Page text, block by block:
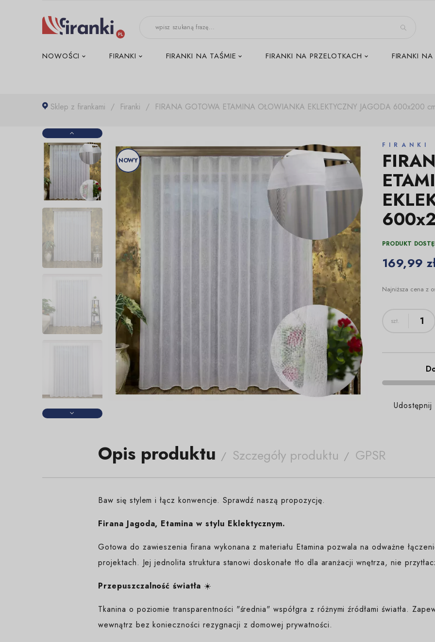
NOWOŚCI FIRANKI FIRANKI NA TAŚMIE FIRANKI NA PRZELOTKACH FIRANKI NA
Sklep z firankami Firanki FIRANA GOTOWA ETAMINA OŁOWIANKA EKLEKTYCZNY JAGODA 600x200
NOWY
FIRANKI
PRODUKT
169,99
Najniższa cena z
Udostępnij
Opis produktu Szczegóły produktu GPSR
Baw się stylem i łącz konwencje. Sprawdź naszą propozycję.
Firana Jagoda, Etamina w stylu Eklektycznym.
Gotowa do zawieszenia firana wykonana z materiału Etamina pozwala na odważne
projektach. Jej jednolita struktura stanowi doskonałe tło dla aranżacji wnętrza, nie
Przepuszczalność światła ☀️
Tkanina o poziomie transparentności "średnia" współgra z różnymi źródłami światła.
wewnątrz bez konieczności rezygnacji z domowej prywatności.